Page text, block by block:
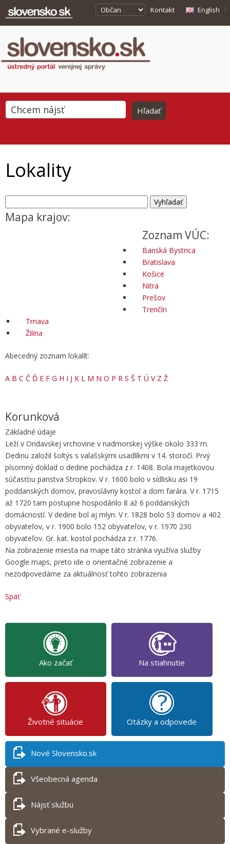
Kontakt English
Lokality
Mapa krajov:
Zoznam VÚC:
Banská Bystrica
Bratislava
Košice
Nitra
Prešov
Trenčín
Trnava
Žilina
Abecedný zoznam lokalít:
A B C Č Ď E F G H I J K L M N O P R S Š T Ú V Z Ž
Korunková
Základné údaje
Leží v Ondavskej vrchovine v nadmorskej výške okolo 333 m.
Dedinu založil šoltýs s valašskými usadlíkmi v 14. storočí. Prvý
písomný doklad o dedine pochádza z r. 1408. Bola majetkovou
súčasťou panstva Stropkov. V r. 1600 bolo v sídlisku asi 19
poddanských domov, pravoslávny kostol a dom farára. V r. 1715
až 1720 tam postupne hospodárilo 8 až 6 poddanských
domácností. V dedine bol aj mlyn. V r. 1828 bolo 53 domov a 402
obyvateľov, v r. 1900 bolo 152 obyvateľov, v r. 1970 230
obyvateľov. Gr. kat. kostol pochádza z r. 1776.
Na zobrazenie miesta na mape táto stránka využíva služby
Google maps, preto ide o orientačné zobrazenie a
nezodpovedáme za aktuálnosť tohto zobrazenia
Späť
Ako začať Na stiahnutie
Životné situácie Otázky a odpovede
Nové Slovensko.sk
Všeobecná agenda
Nájsť službu
Vybrané e-služby